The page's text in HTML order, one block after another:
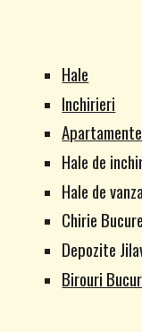
Hale
Inchirieri
Hale de
Hale de
Chirie
Depozite
Birouri